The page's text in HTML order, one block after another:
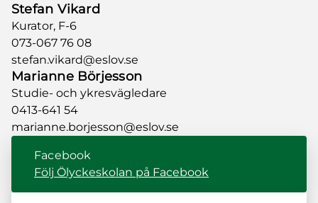
Stefan Vikard
Kurator, F-6
073-067 76 08
stefan.vikard@eslov.se
Marianne Börjesson
Studie- och ykresvägledare
0413-641 54
marianne.borjesson@eslov.se
Facebook
Följ Ölyckeskolan på Facebook